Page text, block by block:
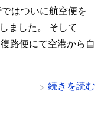
はついに航空便を
ました。 そして
路便にて空港から自
続きを読む